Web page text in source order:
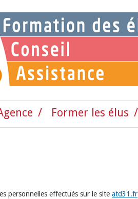
Former les élus
personnelles effectués sur le site atd31.fr